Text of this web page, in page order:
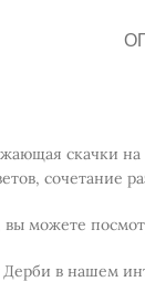
скачки
сочетание
вы можете
в нашем